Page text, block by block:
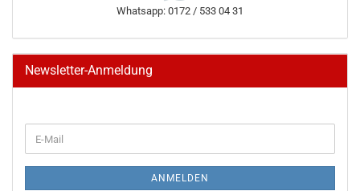
Whatsapp: 0172 / 533 04 31
Newsletter-Anmeldung
ZUR
E-
Mail
ANMELDEN